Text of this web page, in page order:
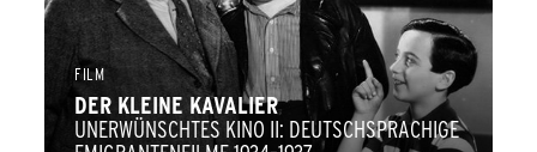
FILM
DER KLEINE KAVALIER
UNERWÜNSCHTES KINO II: DEUTSCHSPRACHIGE